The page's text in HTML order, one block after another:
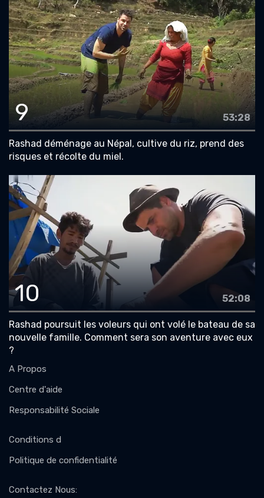
9 53:28
Rashad déménage au Népal, cultive du riz, prend des
risques et récolte du miel.
10 52:08
Rashad poursuit les voleurs qui ont volé le bateau de sa
nouvelle famille. Comment sera son aventure avec eux
?
A Propos
Centre d'aide
Responsabilité Sociale
Conditions d
Politique de confidentialité
Contactez Nous: